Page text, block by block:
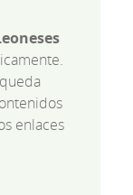
enlaces